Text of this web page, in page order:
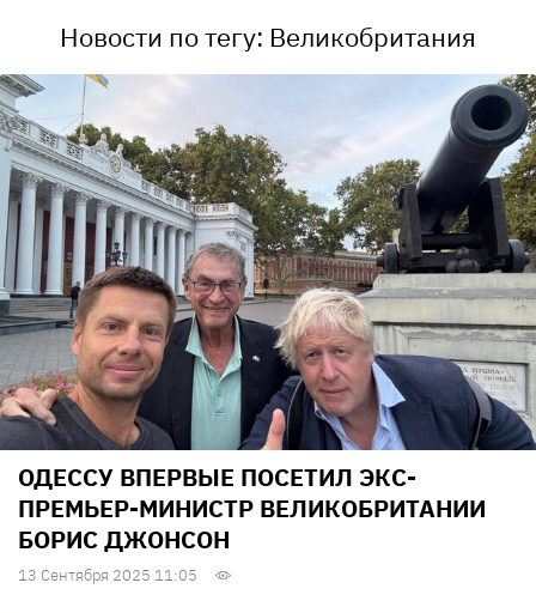
Новости по тегу: Великобритания
ОДЕССУ ВПЕРВЫЕ ПОСЕТИЛ ЭКС-
ПРЕМЬЕР-МИНИСТР ВЕЛИКОБРИТАНИИ
БОРИС ДЖОНСОН
13 Сентября 2025 11:05